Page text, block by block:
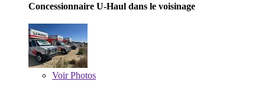
Concessionnaire U-Haul dans le voisinage
VoirPhotos